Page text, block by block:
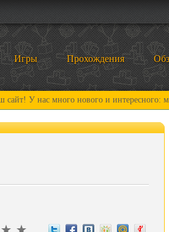
Игры Прохождения
много нового и интересного: мини